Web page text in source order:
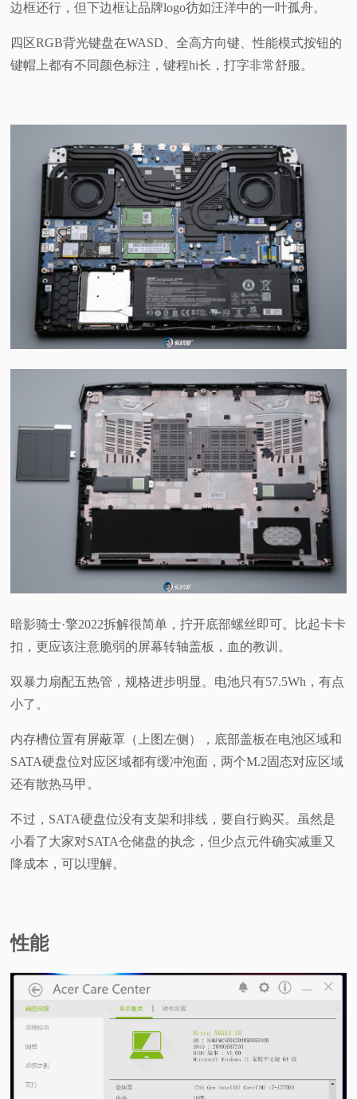
边框还行，但下边框让品牌logo彷如汪洋中的一叶孤舟。
四区RGB背光键盘在WASD、全高方向键、性能模式按钮的
键帽上都有不同颜色标注，键程hi长，打字非常舒服。
暗影骑士·擎2022拆解很简单，拧开底部螺丝即可。比起卡卡
扣，更应该注意脆弱的屏幕转轴盖板，血的教训。
双暴力扇配五热管，规格进步明显。电池只有57.5Wh，有点
小了。
内存槽位置有屏蔽罩（上图左侧），底部盖板在电池区域和
SATA硬盘位对应区域都有缓冲泡面，两个M.2固态对应区域
还有散热马甲。
不过，SATA硬盘位没有支架和排线，要自行购买。虽然是
小看了大家对SATA仓储盘的执念，但少点元件确实减重又
降成本，可以理解。
性能